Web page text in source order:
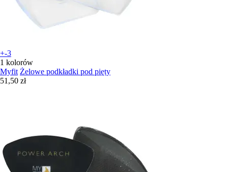
+-3
1 kolorów
Myfit Żelowe podkładki pod pięty
51,50 zł